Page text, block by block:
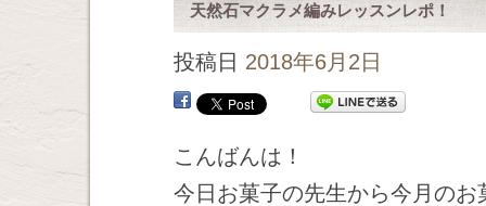
天然石マクラメ編みレッスンレポ！
投稿日 2018年6月2日
こんばんは！
今日お菓子の先生から今月の